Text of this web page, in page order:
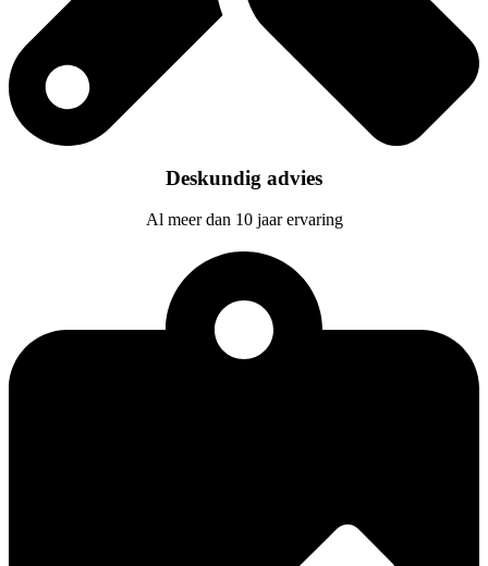
Deskundig advies
Al meer dan 10 jaar ervaring